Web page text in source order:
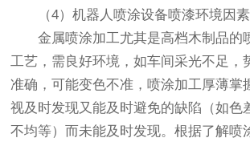
（4）机器人喷涂设备喷漆环境
金属喷涂加工尤其是高档木制品的
工艺，需良好环境，如车间采光不足，
准确，可能变色不准，喷涂加工厚薄掌
视及时发现又能及时避免的缺陷（如色
不均等）而未能及时发现。根据了解喷